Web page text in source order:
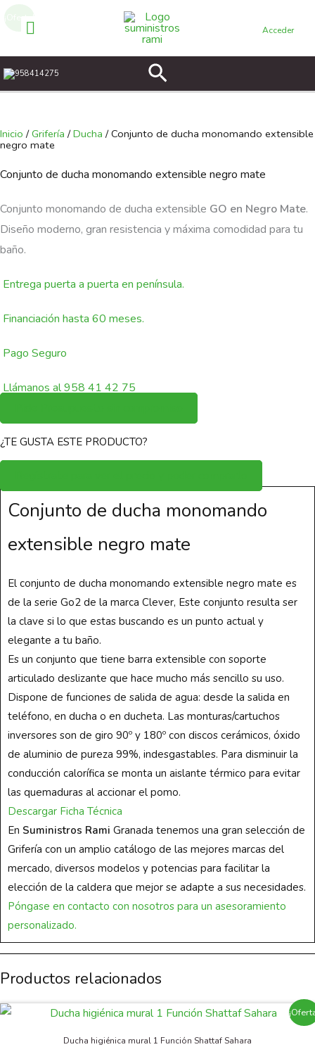
Acceder
958414275 Buscar
Inicio /Grifería /Ducha / Conjunto de ducha monomando extensible
negro mate
Conjunto de ducha monomando extensible negro mate
Conjunto monomando de ducha extensible GO en Negro Mate.
Diseño moderno, gran resistencia y máxima comodidad para tu
baño.
Entrega puerta a puerta en península.
Financiación hasta 60 meses.
Pago Seguro
Llámanos al 958 41 42 75
¿TE GUSTA ESTE PRODUCTO?
Conjunto de ducha monomando
extensible negro mate
El conjunto de ducha monomando extensible negro mate es
de la serie Go2 de la marca Clever, Este conjunto resulta ser
la clave si lo que estas buscando es un punto actual y
elegante a tu baño.
Es un conjunto que tiene barra extensible con soporte
articulado deslizante que hace mucho más sencillo su uso.
Dispone de funciones de salida de agua: desde la salida en
teléfono, en ducha o en ducheta. Las monturas/cartuchos
inversores son de giro 90º y 180º con discos cerámicos, óxido
de aluminio de pureza 99%, indesgastables. Para disminuir la
conducción calorífica se monta un aislante térmico para evitar
las quemaduras al accionar el pomo.
Descargar Ficha Técnica
En Suministros Rami Granada tenemos una gran selección de
Grifería con un amplio catálogo de las mejores marcas del
mercado, diversos modelos y potencias para facilitar la
elección de la caldera que mejor se adapte a sus necesidades.
Póngase en contacto con nosotros para un asesoramiento
personalizado.
Productos relacionados
Ducha higiénica mural 1 Función Shattaf Sahara